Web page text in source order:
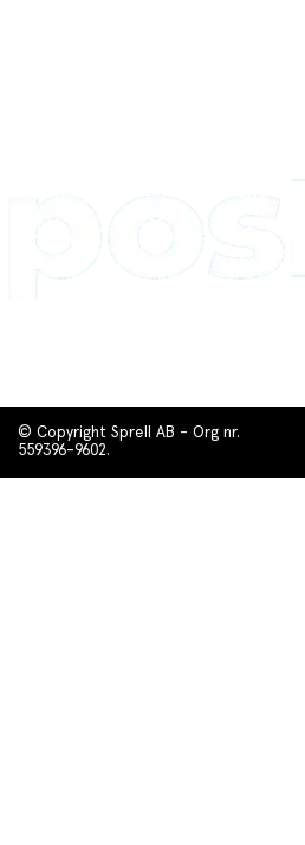
© Copyright Sprell AB - Org nr.
559396-9602.